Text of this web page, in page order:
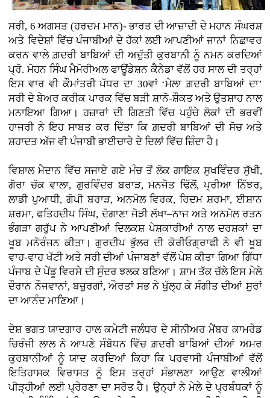
ਸਰੀ, 6 ਅਗਸਤ (ਹਰਦਮ ਮਾਨ)- ਭਾਰਤ ਦੀ ਆਜ਼ਾਦੀ ਦੇ ਮਹਾਨ ਸੰਘਰਸ਼
ਅਤੇ ਵਿਦੇਸ਼ਾਂ ਵਿੱਚ ਪੰਜਾਬੀਆਂ ਦੇ ਹੱਕਾਂ ਲਈ ਆਪਣੀਆਂ ਜਾਨਾਂ ਨਿਛਾਵਰ
ਕਰਨ ਵਾਲੇ ਗ਼ਦਰੀ ਬਾਬਿਆਂ ਦੀ ਅਦੁੱਤੀ ਕੁਰਬਾਨੀ ਨੂੰ ਨਮਨ ਕਰਦਿਆਂ
ਪ੍ਰੋ. ਮੋਹਨ ਸਿੰਘ ਮੈਮੋਰੀਅਲ ਫਾਊਂਡੇਸ਼ਨ ਕੈਨੇਡਾ ਵੱਲੋਂ ਹਰ ਸਾਲ ਦੀ ਤਰ੍ਹਾਂ
ਇਸ ਵਾਰ ਵੀ ਕੌਮਾਂਤਰੀ ਪੱਧਰ ਦਾ 30ਵਾਂ ‘ਮੇਲਾ ਗ਼ਦਰੀ ਬਾਬਿਆਂ ਦਾ’
ਸਰੀ ਦੇ ਬੇਅਰ ਕਰੀਕ ਪਾਰਕ ਵਿੱਚ ਬੜੀ ਸ਼ਾਨੋ-ਸ਼ੌਕਤ ਅਤੇ ਉਤਸ਼ਾਹ ਨਾਲ
ਮਨਾਇਆ ਗਿਆ। ਹਜ਼ਾਰਾਂ ਦੀ ਗਿਣਤੀ ਵਿੱਚ ਪਹੁੰਚੇ ਲੋਕਾਂ ਦੀ ਭਰਵੀਂ
ਹਾਜਰੀ ਨੇ ਇਹ ਸਾਬਤ ਕਰ ਦਿੱਤਾ ਕਿ ਗ਼ਦਰੀ ਬਾਬਿਆਂ ਦੀ ਸੋਚ ਅਤੇ
ਸ਼ਹਾਦਤ ਅੱਜ ਵੀ ਪੰਜਾਬੀ ਭਾਈਚਾਰੇ ਦੇ ਦਿਲਾਂ ਵਿੱਚ ਜ਼ਿੰਦਾ ਹੈ।
ਵਿਸ਼ਾਲ ਮੈਦਾਨ ਵਿੱਚ ਸਜਾਏ ਗਏ ਮੰਚ ਤੋਂ ਲੋਕ ਗਾਇਕ ਸੁਖਵਿੰਦਰ ਸੁੱਖੀ,
ਗੋਰਾ ਚੱਕ ਵਾਲਾ, ਗੁਰਵਿੰਦਰ ਬਰਾੜ, ਮਨਜੋਤ ਢਿੱਲੋਂ, ਪ੍ਰੀਆ ਨਿੱਝਰ,
ਲਾਡੀ ਪੁਆਧੀ, ਗੋਪੀ ਬਰਾੜ, ਅਨਮੋਲ ਵਿਰਕ, ਰਿਦਮ ਸ਼ਰਮਾ, ਈਸ਼ਾਨ
ਸ਼ਰਮਾ, ਫਤਿਹਦੀਪ ਸਿੰਘ, ਦੋਗਾਣਾ ਜੋੜੀ ਲੱਖਾ–ਨਾਜ ਅਤੇ ਅਨਮੋਲ ਰਤਨ
ਭੰਗੜਾ ਗਰੁੱਪ ਨੇ ਆਪਣੀਆਂ ਦਿਲਕਸ਼ ਪੇਸ਼ਕਾਰੀਆਂ ਨਾਲ ਦਰਸ਼ਕਾਂ ਦਾ
ਖੂਬ ਮਨੋਰੰਜਨ ਕੀਤਾ। ਗੁਰਦੀਪ ਭੁੱਲਰ ਦੀ ਕੋਰੀਓਗ੍ਰਾਫੀ ਨੇ ਵੀ ਖੂਬ
ਵਾਹ-ਵਾਹ ਖੱਟੀ ਅਤੇ ਸਰੀ ਦੀਆਂ ਪੰਜਾਬਣਾਂ ਵੱਲੋਂ ਪੇਸ਼ ਕੀਤਾ ਗਿਆ ਗਿੱਧਾ
ਪੰਜਾਬ ਦੇ ਪੇਂਡੂ ਵਿਰਸੇ ਦੀ ਸੁੰਦਰ ਝਲਕ ਬਣਿਆ। ਸ਼ਾਮ ਤੱਕ ਚੱਲੇ ਇਸ ਮੇਲੇ
ਦੌਰਾਨ ਨੌਜਵਾਨਾਂ, ਬਜ਼ੁਰਗਾਂ, ਔਰਤਾਂ ਸਭ ਨੇ ਖੁੱਲ੍ਹ ਕੇ ਸੰਗੀਤ ਦੀਆਂ ਸੁਰਾਂ
ਦਾ ਆਨੰਦ ਮਾਣਿਆ।
ਦੇਸ਼ ਭਗਤ ਯਾਦਗਾਰ ਹਾਲ ਕਮੇਟੀ ਜਲੰਧਰ ਦੇ ਸੀਨੀਅਰ ਮੈਂਬਰ ਕਾਮਰੇਡ
ਚਿਰੰਜੀ ਲਾਲ ਨੇ ਆਪਣੇ ਸੰਬੋਧਨ ਵਿੱਚ ਗ਼ਦਰੀ ਬਾਬਿਆਂ ਦੀਆਂ ਅਮਰ
ਕੁਰਬਾਨੀਆਂ ਨੂੰ ਯਾਦ ਕਰਦਿਆਂ ਕਿਹਾ ਕਿ ਪਰਵਾਸੀ ਪੰਜਾਬੀਆਂ ਵੱਲੋਂ
ਇਤਿਹਾਸਕ ਵਿਰਾਸਤ ਨੂੰ ਇਸ ਤਰ੍ਹਾਂ ਸੰਭਾਲਣਾ ਆਉਣ ਵਾਲੀਆਂ
ਪੀੜ੍ਹੀਆਂ ਲਈ ਪ੍ਰੇਰਣਾ ਦਾ ਸਰੋਤ ਹੈ। ਉਨ੍ਹਾਂ ਨੇ ਮੇਲੇ ਦੇ ਪ੍ਰਬੰਧਕਾਂ ਨੂੰ